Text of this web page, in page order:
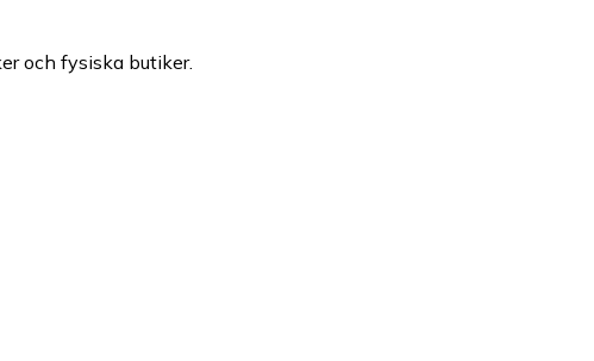
och fysiska butiker.